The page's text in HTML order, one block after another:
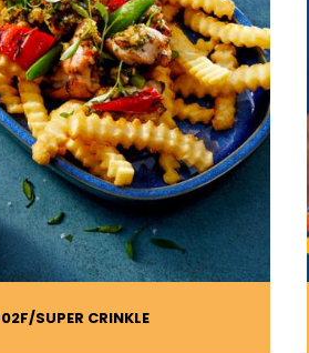
SUPER CRINKLE